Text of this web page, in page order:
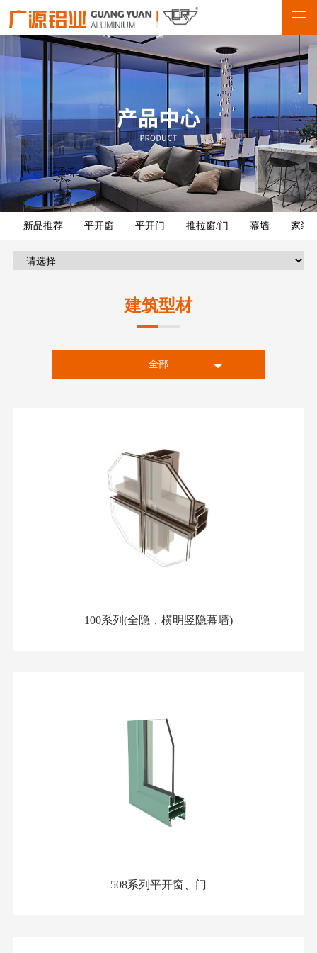
新品推荐 平开窗 平开门 推拉窗/门 幕墙 家装
建筑型材
全部
平开门
幕墙
100系列(全隐，横明竖隐幕墙)
508系列平开窗、门